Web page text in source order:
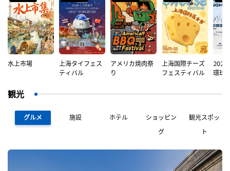
水上市場
上海タイフェス
ティバル
アメリカ焼肉祭
り
上海国際チーズ
フェスティバル
2026
環球
観光
グルメ 施設 ホテル
ショッピン
グ
観光スポッ
ト